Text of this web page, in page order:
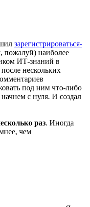
зарегистрироваться-
пожалуй) наиболее
ИТ-знаний в
нескольких
под ним что-либо
с нуля. И создал
раз. Иногда
чем